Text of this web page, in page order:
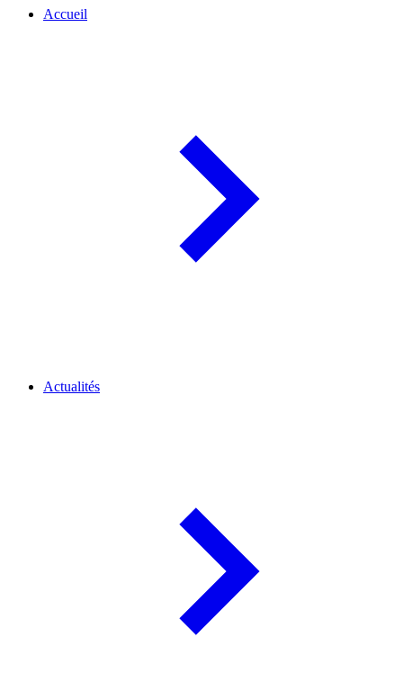
Accueil
Actualités